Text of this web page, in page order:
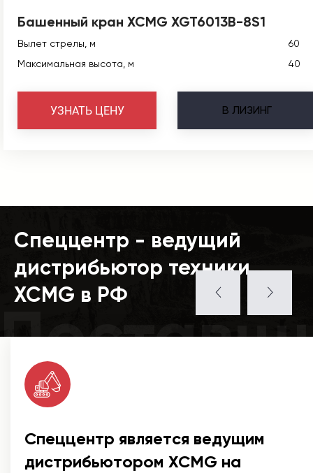
Башенный кран XCMG XGT6013B-8S1
Вылет стрелы, м
60
Максимальная высота, м
40
В ЛИЗИНГ
УЗНАТЬ ЦЕНУ
Спеццентр - ведущий
дистрибьютор техники
XCMG в РФ
Спеццентр является ведущим
дистрибьютором XCMG на